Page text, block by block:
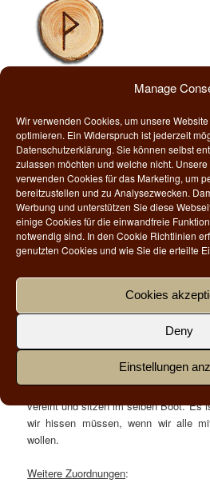
Manage
Wir verwenden Cookies, um unsere
optimieren. Ein Widerspruch ist jederzeit
Datenschutzerklärung. Sie können selbst
zulassen möchten und welche nicht.
verwenden Cookies für das Marketing, um
bereitzustellen und zu Analysezwecken.
Werbung und unterstützen Sie diese
einige Cookies für die einwandfreie
notwendig sind. In den Cookie Richtlinien
genutzten Cookies und wie Sie die erteilte
Cookies
Deny
Einstellungen
Wunjo ist die achte Rune des älteren
Stammesfahne die enge Vereinigung
die Zusammengehörigkeit einer
Rune Buchstabe Gottheit
ᚹ
W Freyr
Traditionell wurde diese Rune mit der
Verbindung gebracht, unter der sich
gibt den Menschen das Gefühl unter
da sie ansonsten zerstritten und
Gruppierungen, die sich versammeln
zusammen arbeiten oder leben. Aus
diese Rune Teamarbeit,
Liebenden. Denn letzendlich sind
vereint und sitzen im selben Boot. Es
wir hissen müssen, wenn wir alle
wollen.
Weitere Zuordnungen: